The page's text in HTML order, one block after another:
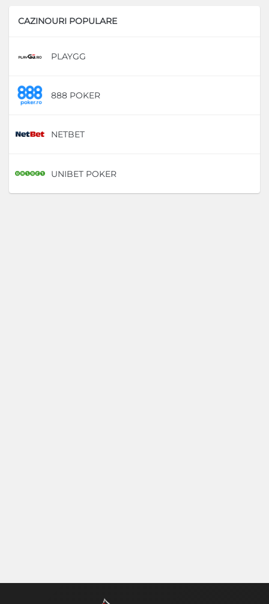
CAZINOURI POPULARE
PLAYGG
888 POKER
NETBET
UNIBET POKER